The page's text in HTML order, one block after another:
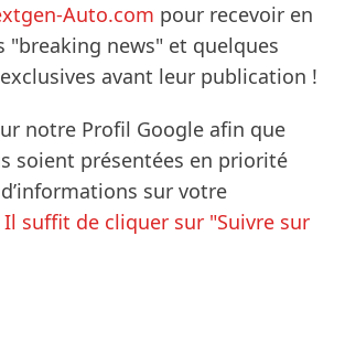
Auto.com pour recevoir en
"breaking news" et quelques
avant leur publication !
notre Profil Google afin que
soient présentées en priorité
sur votre
Il suffit de cliquer sur "Suivre sur